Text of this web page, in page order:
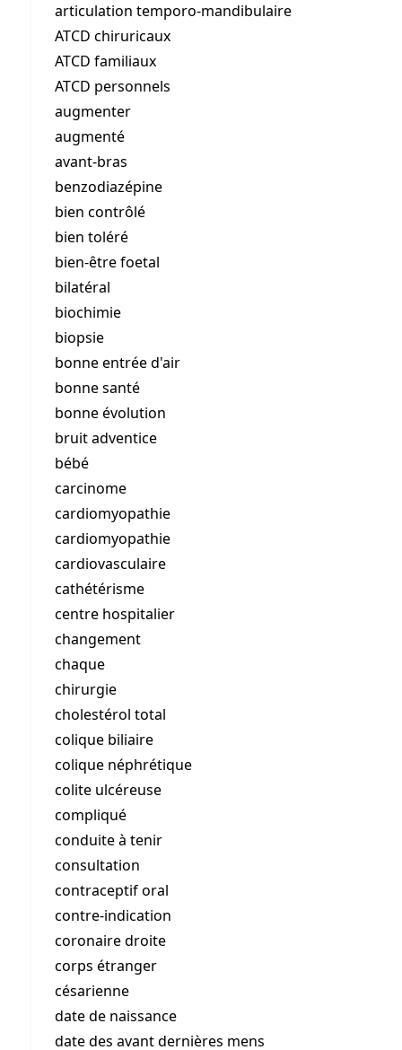
articulation temporo-mandibulaire
ATCD chiruricaux
ATCD familiaux
ATCD personnels
augmenter
augmenté
avant-bras
benzodiazépine
bien contrôlé
bien toléré
bien-être foetal
bilatéral
biochimie
biopsie
bonne entrée d'air
bonne santé
bonne évolution
bruit adventice
bébé
carcinome
cardiomyopathie
cardiomyopathie
cardiovasculaire
cathétérisme
centre hospitalier
changement
chaque
chirurgie
cholestérol total
colique biliaire
colique néphrétique
colite ulcéreuse
compliqué
conduite à tenir
consultation
contraceptif oral
contre-indication
coronaire droite
corps étranger
césarienne
date de naissance
date des avant dernières mens